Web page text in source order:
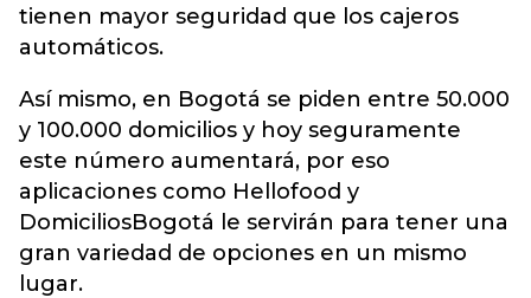
tienen mayor seguridad que los cajeros
automáticos.
Así mismo, en Bogotá se piden entre 50.000
y 100.000 domicilios y hoy seguramente
este número aumentará, por eso
aplicaciones como Hellofood y
DomiciliosBogotá le servirán para tener una
gran variedad de opciones en un mismo
lugar.